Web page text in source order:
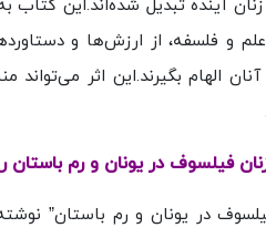
زنان آینده تبدیل شده‌اند.این
و فلسفه، از ارزش‌ها و
الهام بگیرند.این اثر
فیلسوف در یونان و رم باستان
در یونان و رم باستان”